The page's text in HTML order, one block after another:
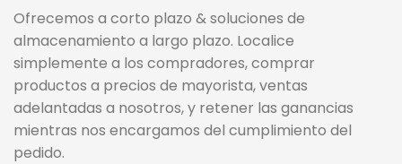
Ofrecemos a corto plazo & soluciones de
almacenamiento a largo plazo. Localice
simplemente a los compradores, comprar
productos a precios de mayorista, ventas
adelantadas a nosotros, y retener las ganancias
mientras nos encargamos del cumplimiento del
pedido.